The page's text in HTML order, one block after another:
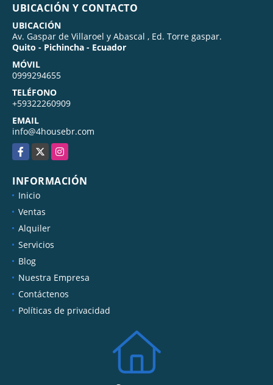
UBICACIÓN Y CONTACTO
UBICACIÓN
Av. Gaspar de Villaroel y Abascal , Ed. Torre gaspar.
Quito - Pichincha - Ecuador
MÓVIL
0999294655
TELÉFONO
+59322260909
EMAIL
info@4housebr.com
Facebook
X Instagram
INFORMACIÓN
Inicio
Ventas
Alquiler
Servicios
Blog
Nuestra Empresa
Contáctenos
Políticas de privacidad